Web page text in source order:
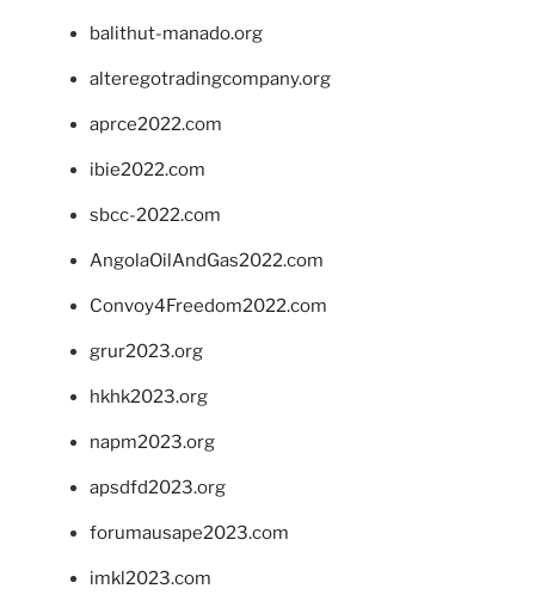
balithut-manado.org
alteregotradingcompany.org
aprce2022.com
ibie2022.com
sbcc-2022.com
AngolaOilAndGas2022.com
Convoy4Freedom2022.com
grur2023.org
hkhk2023.org
napm2023.org
apsdfd2023.org
forumausape2023.com
imkl2023.com